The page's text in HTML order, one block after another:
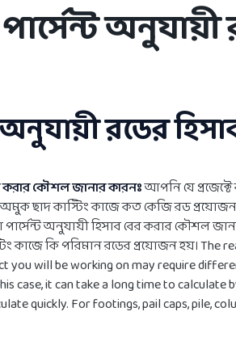
অনুযায়ী
রডের
করার কৌশল জানার কারনঃআপনি যে
ছাদ কাস্টিং কাজে কত কেজি রড প্রয়োজন
পার্সেন্ট অনুযায়ী হিসাব বের করার কৌশল
কাজে কি পরিমান রডের প্রয়োজন হয়। The
you will be working on may require
case, it can take a long time to calculate
quickly. For footings, pail caps, pile,